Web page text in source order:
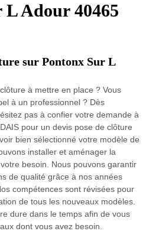
L Adour 40465
sur Pontonx Sur L
à mettre en place ? Vous
à un professionnel ? Dès
pas à confier votre demande à
pour un devis pose de clôture
bien sélectionné votre modèle de
installer et aménager la
besoin. Nous pouvons garantir
de qualité grâce à nos années
compétences sont révisées pour
de tous les nouveaux modèles.
dure dans le temps afin de vous
dont vous avez besoin.